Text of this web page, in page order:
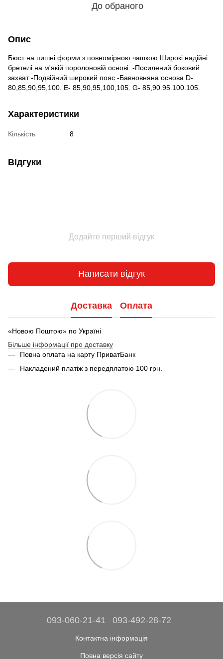
До обраного
Опис
Бюст на пишні форми з повномірною чашкою Широкі надійні
бретелі на м'якій поролоновій основі. -Посилений боковий
захват -Подвійний широкий пояс -Бавновняна основа D-
80,85,90,95,100. E- 85,90,95,100,105. G- 85,90.95.100.105.
Характеристики
Кількість 8
Відгуки
Додайте перший відгук
Написати відгук
Доставка Оплата
«Новою Поштою» по Україні
Більше інформації про доставку
Повна оплата на карту ПриватБанк
Накладений платіж з передплатою 100 грн.
093-060-21-41 093-492-28-72
Контактна інформація
Повна версія сайту